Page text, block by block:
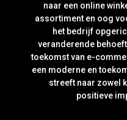
naar een online
assortiment en oog
het bedrijf
veranderende
toekomst van e-
een moderne en
streeft naar zowel
positieve